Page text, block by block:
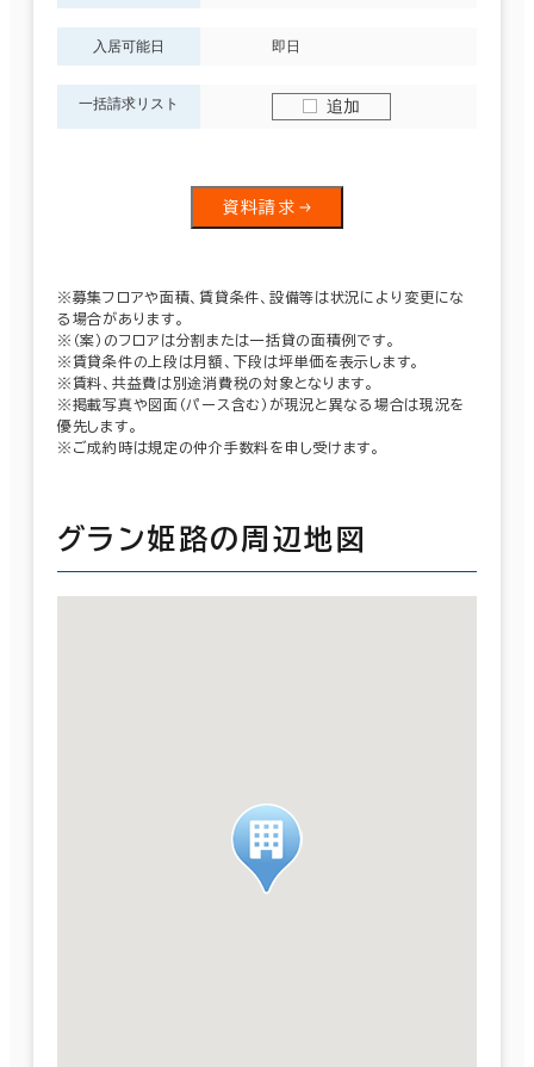
入居可能日 即日
一括請求リスト 追加
資料請求
※募集フロアや面積、賃貸条件、設備等は状況により変更にな
る場合があります。
※（案）のフロアは分割または一括貸の面積例です。
※賃貸条件の上段は月額、下段は坪単価を表示します。
※賃料、共益費は別途消費税の対象となります。
※掲載写真や図面（パース含む）が現況と異なる場合は現況を
優先します。
※ご成約時は規定の仲介手数料を申し受けます。
グラン姫路の周辺地図